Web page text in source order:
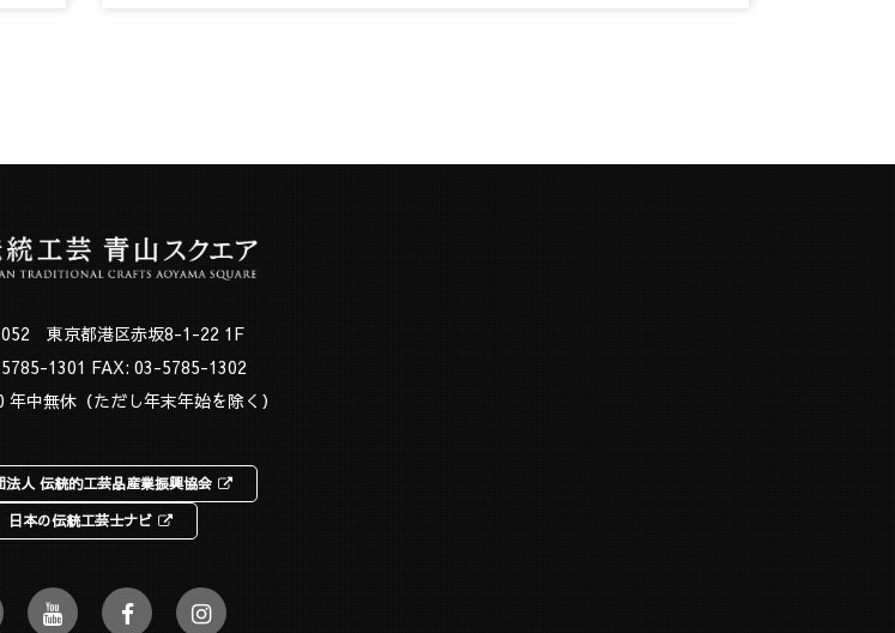
東京都港区赤坂8-1-22 1F
1301 FAX: 03-5785-1302
中無休（ただし年末年始を除く）
法人 伝統的工芸品産業振興協会
日本の伝統工芸士ナビ